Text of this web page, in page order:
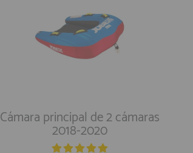
Cámara principal de 2 cámaras
2018-2020